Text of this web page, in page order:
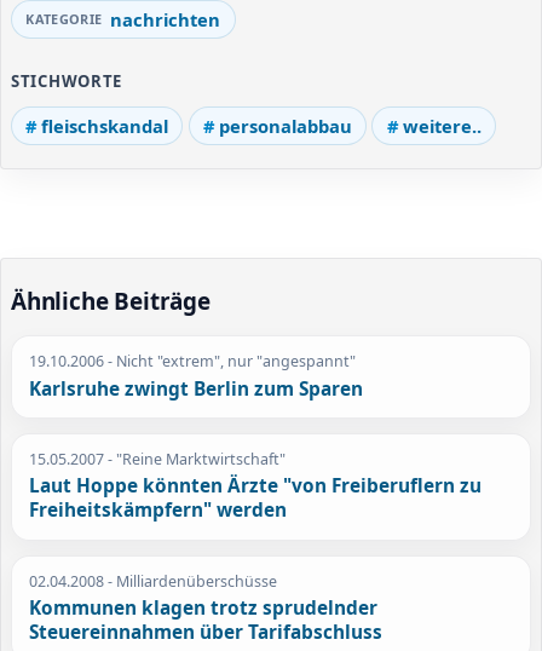
nachrichten
STICHWORTE
fleischskandal personalabbau weitere..
Ähnliche Beiträge
19.10.2006- Nicht "extrem", nur "angespannt"
Karlsruhe zwingt Berlin zum Sparen
15.05.2007- "Reine Marktwirtschaft"
Laut Hoppe könnten Ärzte "von Freiberuflern zu
Freiheitskämpfern" werden
02.04.2008- Milliardenüberschüsse
Kommunen klagen trotz sprudelnder
Steuereinnahmen über Tarifabschluss